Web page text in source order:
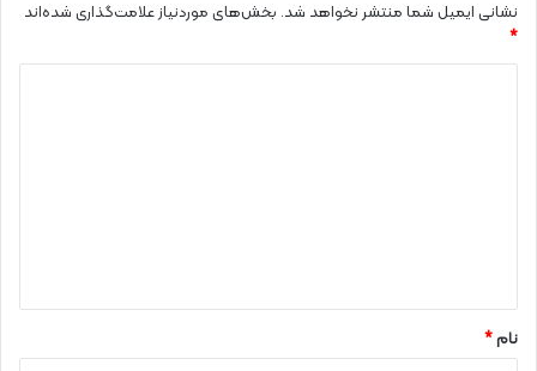
نشانی ایمیل شما منتشر نخواهد شد. بخش‌های موردنیاز علامت‌گذاری شده‌اند
*
نام*